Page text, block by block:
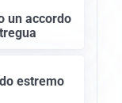
un accordo
estremo